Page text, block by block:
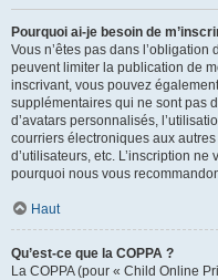
Pourquoi ai-je besoin de
Vous n’êtes pas dans
peuvent limiter la publication de
inscrivant, vous pouvez
supplémentaires qui ne sont pas
d’avatars personnalisés,
courriers électroniques aux
d’utilisateurs, etc. L’inscription ne
pourquoi nous vous
Haut
Qu’est-ce que la COPPA ?
La COPPA (pour « Child Online